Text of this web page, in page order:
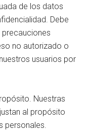
de los datos
Debe
no autorizado o
usuarios por
Nuestras
al propósito
personales.